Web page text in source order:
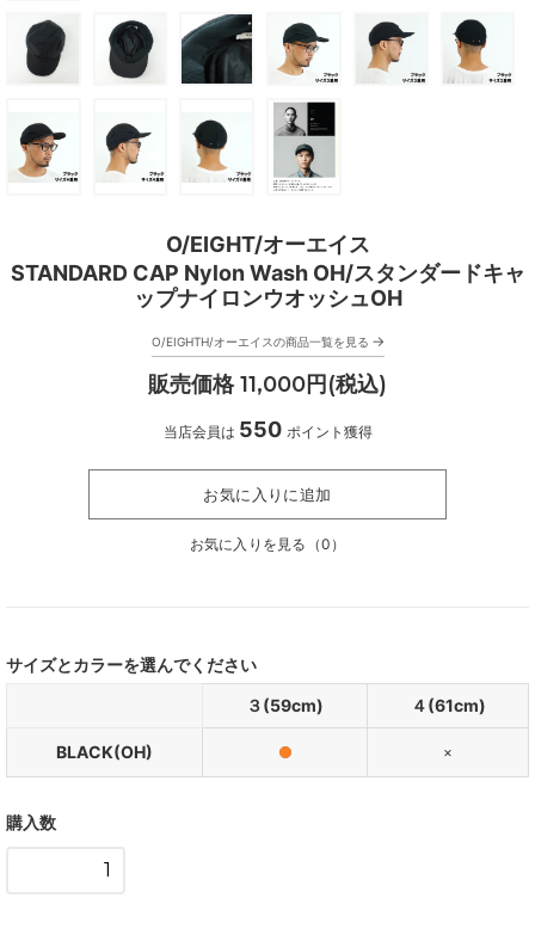
O/EIGHT/オーエイス
STANDARD CAP Nylon Wash OH/スタンダードキャ
ップナイロンウオッシュOH
O/EIGHTH/オーエイスの商品一覧を見る →
販売価格 11,000円(税込)
当店会員は 550 ポイント獲得
お気に入りに追加
お気に入りを見る（0 ）
サイズとカラーを選んでください
３(59cm)
４(61cm)
BLACK(OH) ×
購入数